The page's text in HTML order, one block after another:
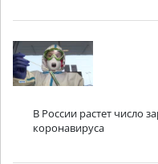
В России растет число
коронавируса